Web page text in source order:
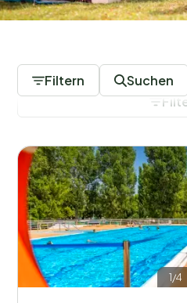
Filtern Suchen
Regionen
1/4